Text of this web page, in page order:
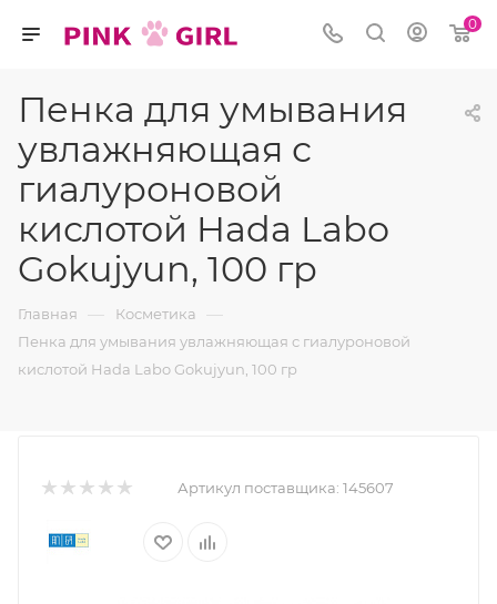
0
Пенка для умывания
увлажняющая с
гиалуроновой
кислотой Hada Labo
Gokujyun, 100 гр
Главная — Косметика —
Пенка для умывания увлажняющая с гиалуроновой
кислотой Hada Labo Gokujyun, 100 гр
Артикул поставщика: 145607